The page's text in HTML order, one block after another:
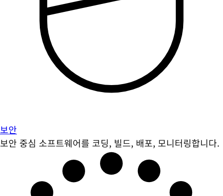
보안
보안 중심 소프트웨어를 코딩, 빌드, 배포, 모니터링합니다.